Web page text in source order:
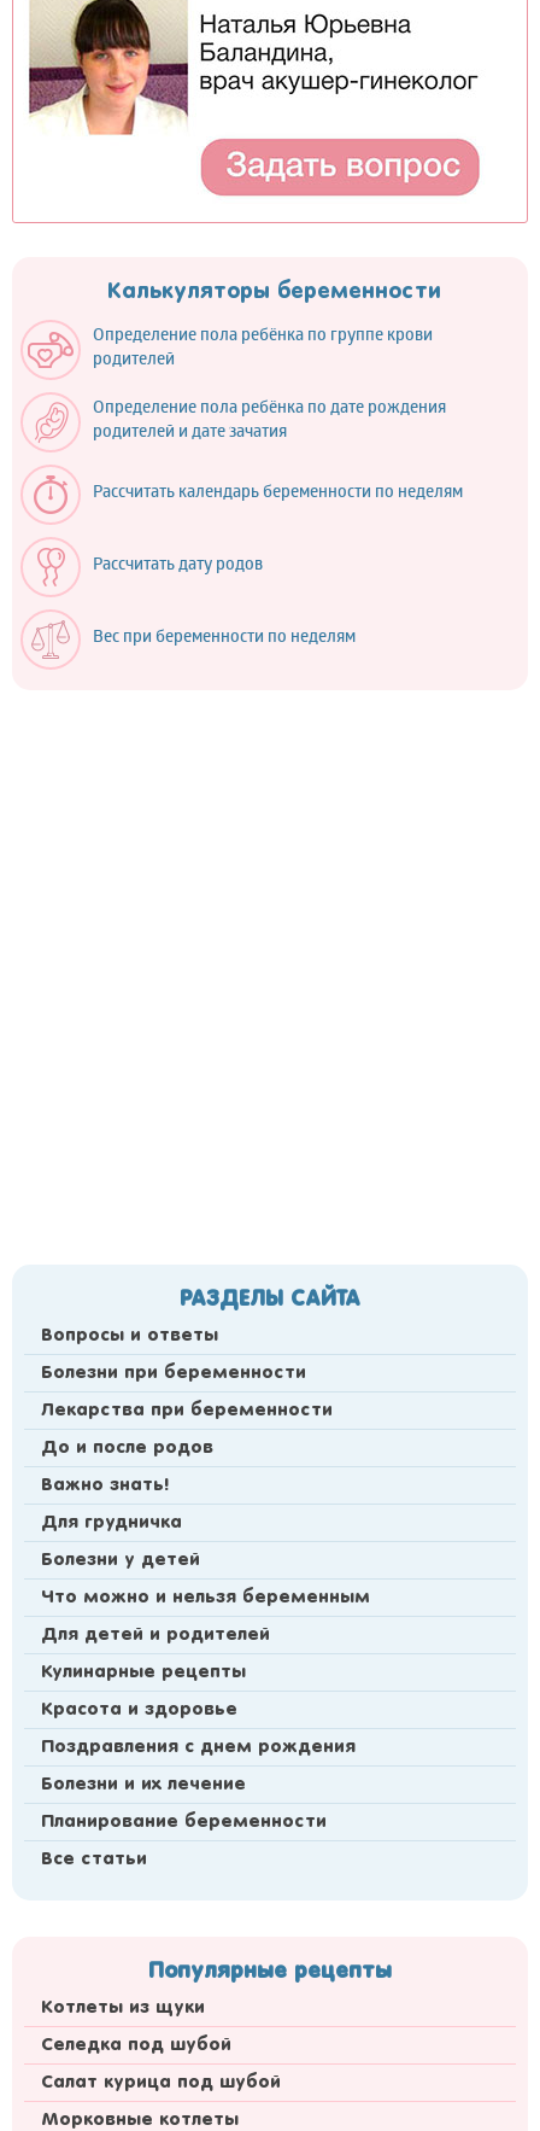
Калькуляторы беременности
Определение пола ребёнка по группе крови
родителей
Определение пола ребёнка по дате рождения
родителей и дате зачатия
Рассчитать календарь беременности по неделям
Рассчитать дату родов
Вес при беременности по неделям
РАЗДЕЛЫ САЙТА
Вопросы и ответы
Болезни при беременности
Лекарства при беременности
До и после родов
Важно знать!
Для грудничка
Болезни у детей
Что можно и нельзя беременным
Для детей и родителей
Кулинарные рецепты
Красота и здоровье
Поздравления с днем рождения
Болезни и их лечение
Планирование беременности
Все статьи
Популярные рецепты
Котлеты из щуки
Селедка под шубой
Салат курица под шубой
Морковные котлеты